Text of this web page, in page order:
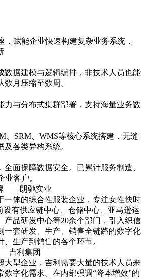
，赋能企业快速构建复杂业务系统，
数据建模与逻辑编排，非技术人员也能
月压缩至数周。
力与分布式集群部署，支持海量业务数
、SRM、WMS等核心系统搭建，无缝
各类异构系统。
全面保障数据安全。已累计服务制造、
业客户。
——朗驰实业
一体的综合性服装企业，专注女性快时
设有供应链中心、仓储中心、亚马逊运
产品研发中心等20余个部门，引入织信
一套研发、生产、销售全链路的数字化
、生产到销售的各个环节。
吉利集团
大型企业，吉利需要大量的技术人员来
数字化需求。在内部强调“降本增效”的